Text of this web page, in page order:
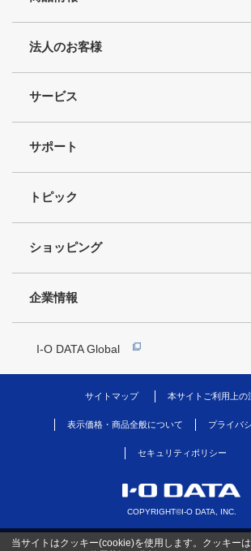
法人のお客様
サービス
サポート
トピック
ショッピング
企業情報
I-O DATA Global
サイトマップ 本サイトご利用上の
表示価格・商品全般について プライバ
セキュリティポリシー
COPYRIGHT©I-O DATA, INC.
当サイトはクッキー(cookie)を使用します。クッキー